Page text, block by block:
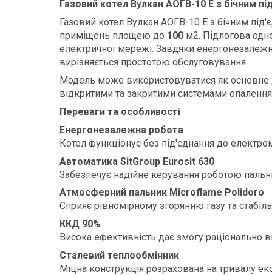
Газовий котел Вулкан АОГВ-10 Е з бічним
Газовий котел Вулкан АОГВ-10 Е з бічним
приміщень площею до 100 м2. Підлогова
електричної мережі. Завдяки
вирізняється простотою обслуговування.
Модель може використовуватися як основне
відкритими та закритими системами
Переваги та особливості
Енергонезалежна робота
Котел функціонує без під'єднання до
Автоматика SitGroup Eurosit 630
Забезпечує надійне керування роботою
Атмосферний пальник Microflame Polidoro
Сприяє рівномірному згорянню газу та
ККД 90%
Висока ефективність дає змогу раціонально
Сталевий теплообмінник
Міцна конструкція розрахована на тривалу